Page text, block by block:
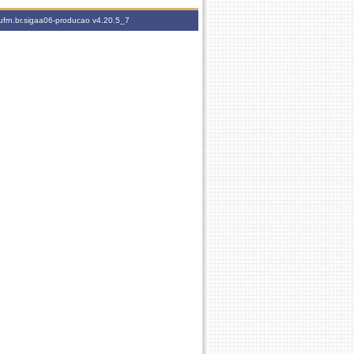
producao v4.20.5_7